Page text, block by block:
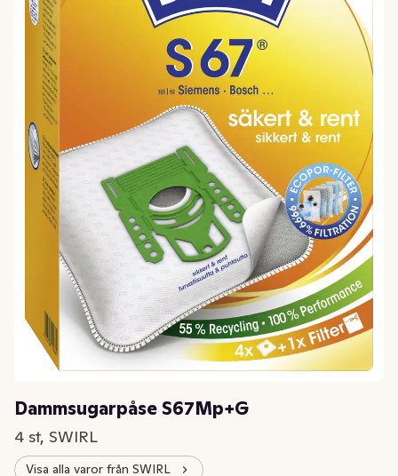
Dammsugarpåse S67Mp+G
4 st, SWIRL
Visa alla varor från SWIRL